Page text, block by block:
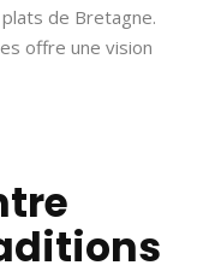
de Bretagne.
offre une vision